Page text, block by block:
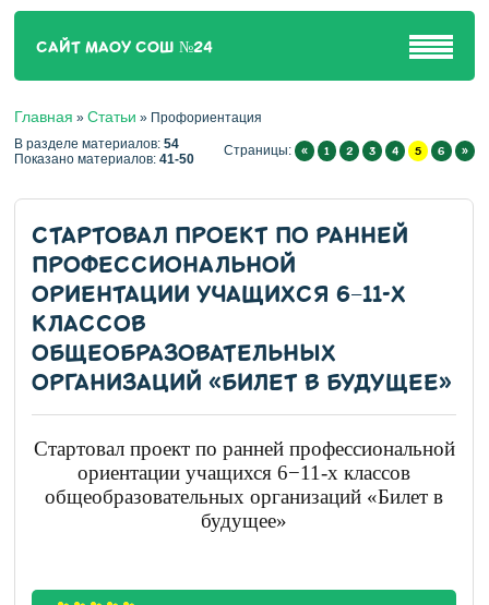
САЙТ МАОУ СОШ №24
Главная »Статьи » Профориентация
В разделе материалов:54
Показано материалов:41-50
Страницы: « 1 2 3 4 5 6 »
СТАРТОВАЛ ПРОЕКТ ПО РАННЕЙ
ПРОФЕССИОНАЛЬНОЙ
ОРИЕНТАЦИИ УЧАЩИХСЯ 6−11-Х
КЛАССОВ
ОБЩЕОБРАЗОВАТЕЛЬНЫХ
ОРГАНИЗАЦИЙ «БИЛЕТ В БУДУЩЕЕ»
Стартовал проект по ранней профессиональной
ориентации учащихся 6−11-х классов
общеобразовательных организаций «Билет в
будущее»